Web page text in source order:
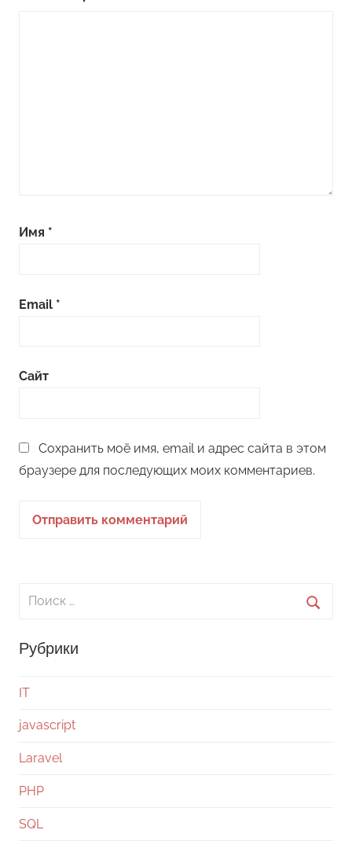
Имя *
Email *
Сайт
Сохранить моё имя, email и адрес сайта в этом
браузере для последующих моих комментариев.
Поиск
Рубрики
IT
javascript
Laravel
PHP
SQL